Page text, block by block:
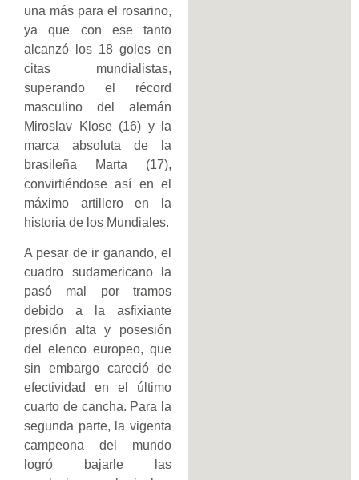
una más para el rosarino,
ya que con ese tanto
alcanzó los 18 goles en
citas mundialistas,
superando el récord
masculino del alemán
Miroslav Klose (16) y la
marca absoluta de la
brasileña Marta (17),
convirtiéndose así en el
máximo artillero en la
historia de los Mundiales.
A pesar de ir ganando, el
cuadro sudamericano la
pasó mal por tramos
debido a la asfixiante
presión alta y posesión
del elenco europeo, que
sin embargo careció de
efectividad en el último
cuarto de cancha. Para la
segunda parte, la vigenta
campeona del mundo
logró bajarle las